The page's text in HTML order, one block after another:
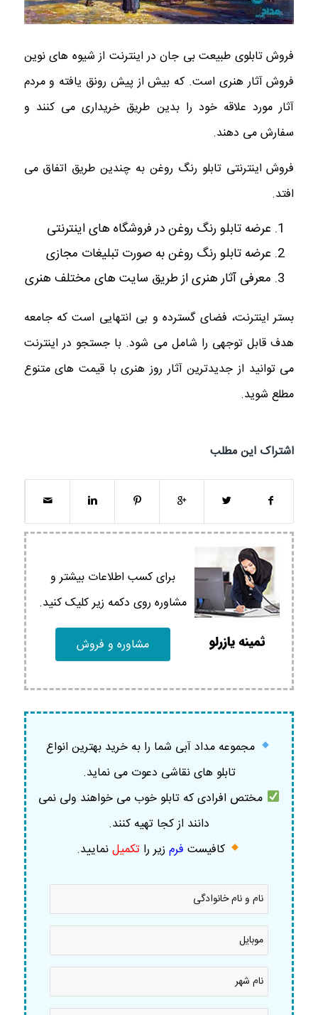
فروش تابلوی طبیعت بی جان در اینترنت از شیوه های نوین
فروش آثار هنری است. که بیش از پیش رونق یافته و مردم
آثار مورد علاقه خود را بدین طریق خریداری می کنند و
سفارش می دهند.
فروش اینترنتی تابلو رنگ روغن به چندین طریق اتفاق می
افتد.
عرضه تابلو رنگ روغن در فروشگاه های اینترنتی
عرضه تابلو رنگ روغن به صورت تبلیغات مجازی
معرفی آثار هنری از طریق سایت های مختلف هنری
بستر اینترنت، فضای گسترده و بی انتهایی است که جامعه
هدف قابل توجهی را شامل می شود. با جستجو در اینترنت
می توانید از جدیدترین آثار روز هنری با قیمت های متنوع
مطلع شوید.
اشتراک این مطلب
برای کسب اطلاعات بیشتر و
مشاوره روی دکمه زیر کلیک کنید.
مشاوره و فروش
مجموعه مداد آبی شما را به خرید بهترین انواع
تابلو های نقاشی دعوت می نماید.
مختص افرادی که تابلو خوب می خواهند ولی نمی
دانند از کجا تهیه کنند.
کافیست فرم زیر را تکمیلنمایید.
نام
نام
خانوادگی
موبایل
نام
شهر *